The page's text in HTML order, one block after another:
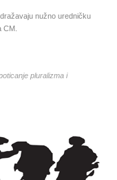
nužno uredničku
CM.
pluralizma i